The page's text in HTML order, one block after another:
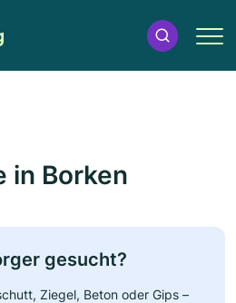
in Borken
gesucht?
Ziegel, Beton oder Gips –